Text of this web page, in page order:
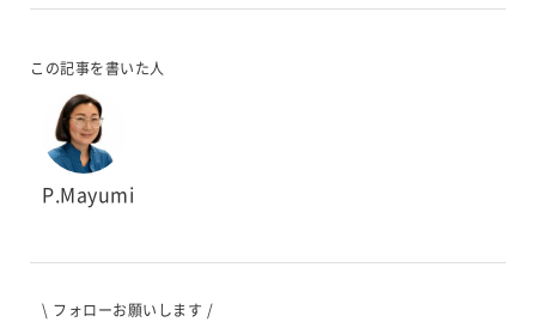
この記事を書いた人
P.Mayumi
\ フォローお願いします /